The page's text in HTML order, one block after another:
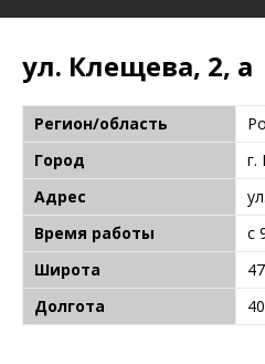
ул. Клещева, 2, а
Регион/область
Город
г.
Адрес
Время работы
с
Широта
Долгота